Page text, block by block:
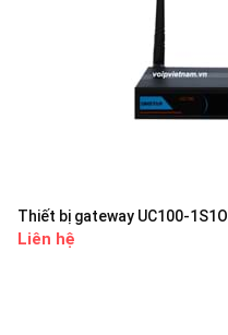
Thiết bị gateway UC100-1S1O
Liên hệ